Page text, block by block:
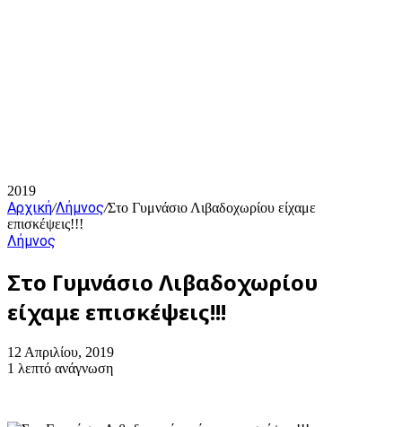
2019
Αρχική/Λήμνος/Στο Γυμνάσιο Λιβαδοχωρίου είχαμε
επισκέψεις!!!
Λήμνος
Στο Γυμνάσιο Λιβαδοχωρίου
είχαμε επισκέψεις!!!
12 Απριλίου, 2019
1 λεπτό ανάγνωση